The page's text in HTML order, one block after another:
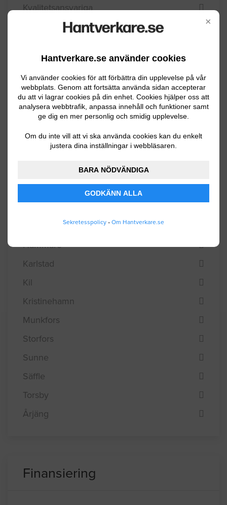
×
Hantverkare.se använder cookies
Vi använder cookies för att förbättra din upplevelse på vår
webbplats. Genom att fortsätta använda sidan accepterar
du att vi lagrar cookies på din enhet. Cookies hjälper oss att
analysera webbtrafik, anpassa innehåll och funktioner samt
ge dig en mer personlig och smidig upplevelse.
Om du inte vill att vi ska använda cookies kan du enkelt
justera dina inställningar i webbläsaren.
BARA NÖDVÄNDIGA
GODKÄNN ALLA
Sekretesspolicy • Om Hantverkare.se
Kvalitetsansvariga
Plattsättare
Mattläggare
Värmepumpar
Välj kommun
Arvika
Hammarö
Karlstad
Kil
Kristinehamn
Munkfors
Storfors
Sunne
Säffle
Torsby
Årjäng
Finansiering